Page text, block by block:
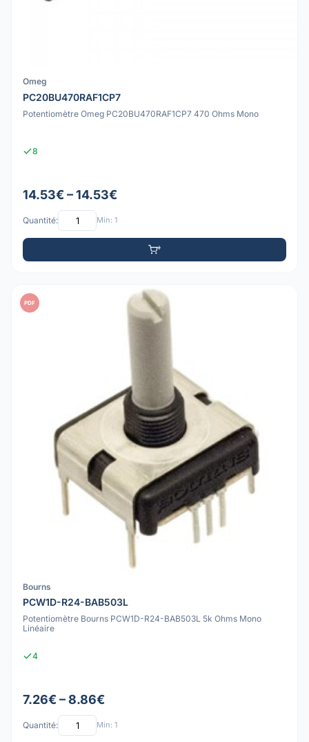
Omeg
PC20BU470RAF1CP7
Potentiomètre Omeg PC20BU470RAF1CP7 470 Ohms Mono
8
14.53€ – 14.53€
Quantité: Min: 1
PDF
Bourns
PCW1D-R24-BAB503L
Potentiomètre Bourns PCW1D-R24-BAB503L 5k Ohms Mono
Linéaire
4
7.26€ – 8.86€
Quantité: Min: 1